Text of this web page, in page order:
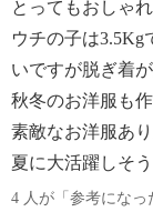
とってもおしゃ
ウチの子は
いですが脱ぎ着
秋冬のお洋服も
素敵なお洋服あ
夏に大活躍しそう
4 人が「参考になっ